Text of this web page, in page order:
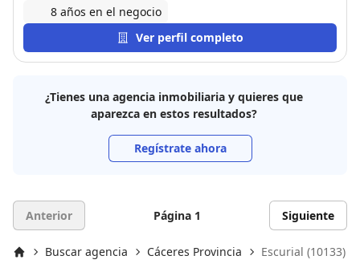
8 años en el negocio
Ver perfil completo
¿Tienes una agencia inmobiliaria y quieres que
aparezca en estos resultados?
Regístrate ahora
Anterior Página 1 Siguiente
Buscar agencia Cáceres Provincia Escurial (10133)